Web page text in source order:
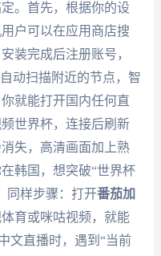
。首先，根据你的设
户可以在应用商店搜
装完成后注册账号，
动扫描附近的节点，智
就能打开国内任何直
世界杯，连接后刷新
失，高清画面加上熟
韩国，想突破“世界杯
同样步骤：打开番茄加
育或咪咕视频，就能
文直播时，遇到“当前